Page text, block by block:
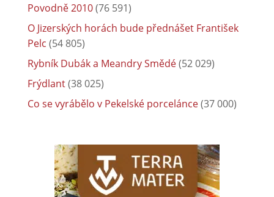
Povodně 2010(76 591)
O Jizerských horách bude přednášet František
Pelc (54 805)
Rybník Dubák a Meandry Smědé(52 029)
Frýdlant(38 025)
Co se vyrábělo v Pekelské porcelánce(37 000)